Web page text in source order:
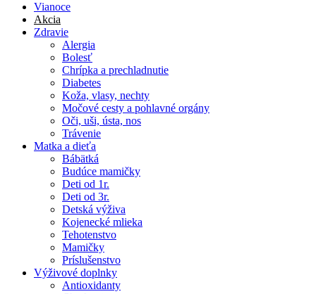
Vianoce
Akcia
Zdravie
Alergia
Bolesť
Chrípka a prechladnutie
Diabetes
Koža, vlasy, nechty
Močové cesty a pohlavné orgány
Oči, uši, ústa, nos
Trávenie
Matka a dieťa
Bábätká
Budúce mamičky
Deti od 1r.
Deti od 3r.
Detská výživa
Kojenecké mlieka
Tehotenstvo
Mamičky
Príslušenstvo
Výživové doplnky
Antioxidanty